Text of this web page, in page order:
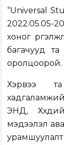
“Universal
2022.05.05-
хоног
багачууд
оролцоорой.
Хэрвээ та
ЭНД,
мэдээлэл